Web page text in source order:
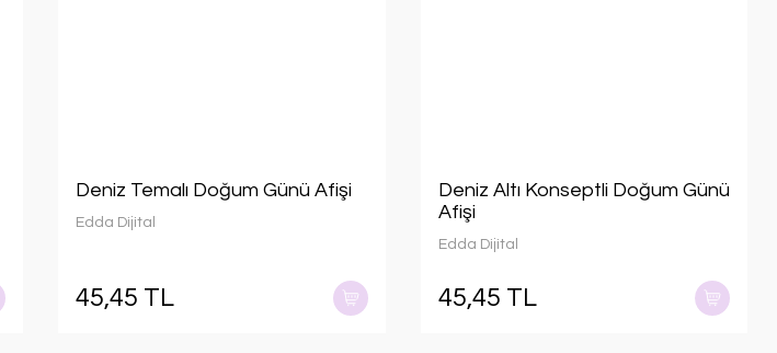
Deniz Temalı Doğum Günü Afişi
Edda Dijital
45,45 TL
Deniz Altı Konseptli Doğum Günü
Afişi
Edda Dijital
45,45 TL